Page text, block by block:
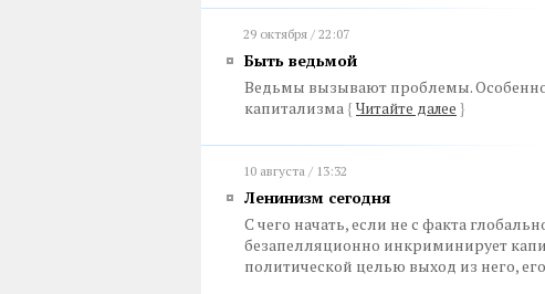
29 октября / 22:07
Быть ведьмой
Ведьмы вызывают проблемы.
капитализма { Читайте далее }
10 августа / 13:32
Ленинизм сегодня
С чего начать, если не с факта
безапелляционно инкриминирует
политической целью выход из него,